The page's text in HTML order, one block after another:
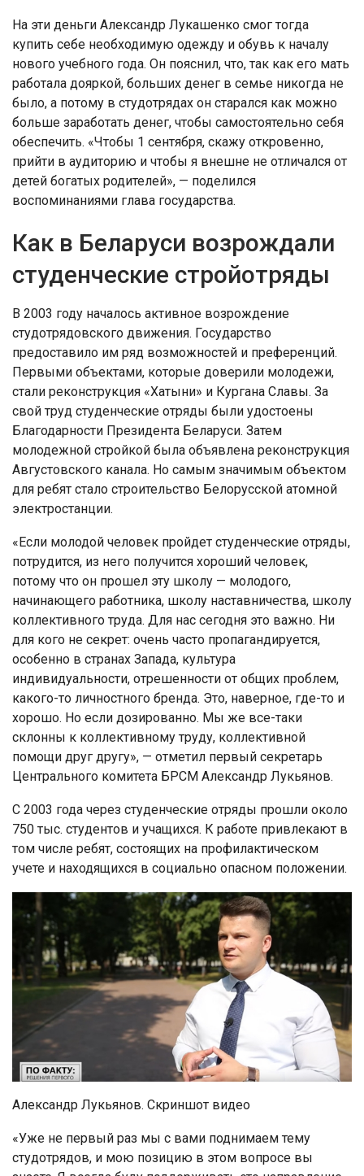
На эти деньги Александр Лукашенко смог тогда
купить себе необходимую одежду и обувь к началу
нового учебного года. Он пояснил, что, так как его мать
работала дояркой, больших денег в семье никогда не
было, а потому в студотрядах он старался как можно
больше заработать денег, чтобы самостоятельно себя
обеспечить. «Чтобы 1 сентября, скажу откровенно,
прийти в аудиторию и чтобы я внешне не отличался от
детей богатых родителей», — поделился
воспоминаниями глава государства.
Как в Беларуси возрождали
студенческие стройотряды
В 2003 году началось активное возрождение
студотрядовского движения. Государство
предоставило им ряд возможностей и преференций.
Первыми объектами, которые доверили молодежи,
стали реконструкция «Хатыни» и Кургана Славы. За
свой труд студенческие отряды были удостоены
Благодарности Президента Беларуси. Затем
молодежной стройкой была объявлена реконструкция
Августовского канала. Но самым значимым объектом
для ребят стало строительство Белорусской атомной
электростанции.
«Если молодой человек пройдет студенческие отряды,
потрудится, из него получится хороший человек,
потому что он прошел эту школу — молодого,
начинающего работника, школу наставничества, школу
коллективного труда. Для нас сегодня это важно. Ни
для кого не секрет: очень часто пропагандируется,
особенно в странах Запада, культура
индивидуальности, отрешенности от общих проблем,
какого-то личностного бренда. Это, наверное, где-то и
хорошо. Но если дозированно. Мы же все-таки
склонны к коллективному труду, коллективной
помощи друг другу», — отметил первый секретарь
Центрального комитета БРСМ Александр Лукьянов.
С 2003 года через студенческие отряды прошли около
750 тыс. студентов и учащихся. К работе привлекают в
том числе ребят, состоящих на профилактическом
учете и находящихся в социально опасном положении.
Александр Лукьянов. Скриншот видео
«Уже не первый раз мы с вами поднимаем тему
студотрядов, и мою позицию в этом вопросе вы